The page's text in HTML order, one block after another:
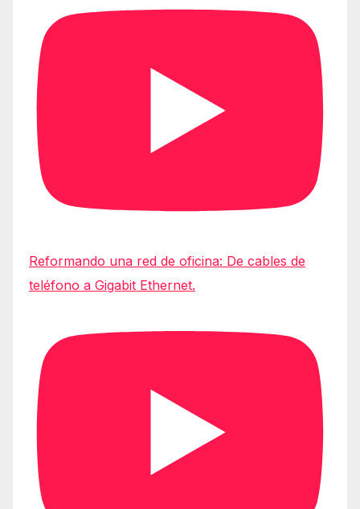
Reformando una red de oficina: De cables de
teléfono a Gigabit Ethernet.